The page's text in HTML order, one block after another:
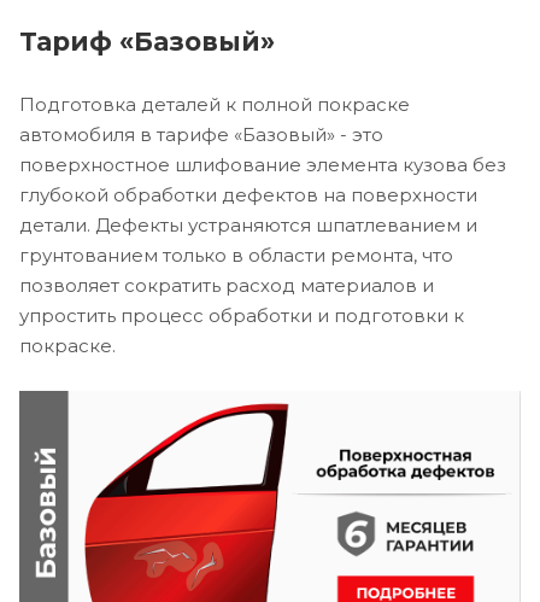
Тариф «Базовый»
Подготовка деталей к полной покраске
автомобиля в тарифе «Базовый» - это
поверхностное шлифование элемента кузова без
глубокой обработки дефектов на поверхности
детали. Дефекты устраняются шпатлеванием и
грунтованием только в области ремонта, что
позволяет сократить расход материалов и
упростить процесс обработки и подготовки к
покраске.